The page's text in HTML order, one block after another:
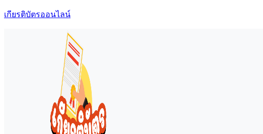
เกียรติบัตรออนไลน์